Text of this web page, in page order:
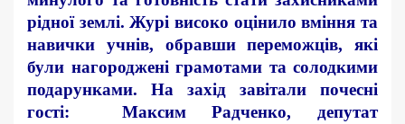
рідної землі. Журі високо оцінило вміння та
навички учнів, обравши переможців, які
були нагороджені грамотами та солодкими
подарунками. На захід завітали почесні
гості: Максим Радченко, депутат